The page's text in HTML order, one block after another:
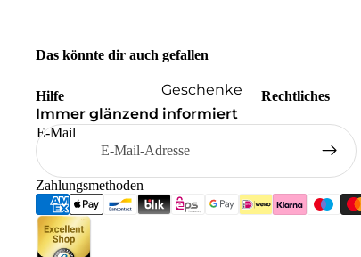
Geschenke
Das könnte dir auch gefallen
Hilfe Rechtliches
Immer glänzend informiert
E-Mail
Zahlungsmethoden